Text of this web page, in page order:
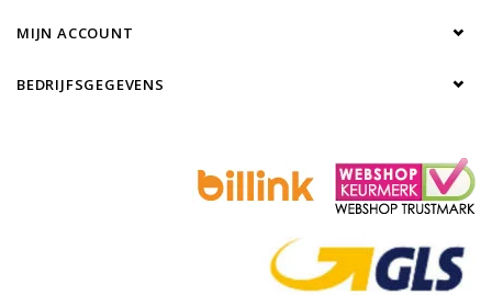
MIJN ACCOUNT
BEDRIJFSGEGEVENS